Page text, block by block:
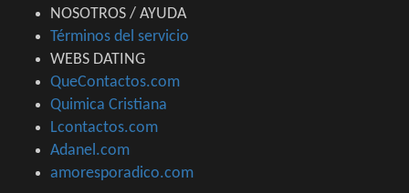
NOSOTROS / AYUDA
Términos del servicio
WEBS DATING
QueContactos.com
Quimica Cristiana
Lcontactos.com
Adanel.com
amoresporadico.com